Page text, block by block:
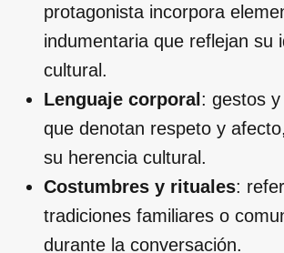
protagonista incorpora
indumentaria que reflejan su
cultural.
Lenguaje corporal : gestos
que denotan respeto y
su herencia cultural.
Costumbres y rituales:
tradiciones familiares o
durante la conversación.